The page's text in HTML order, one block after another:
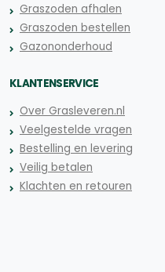
Graszoden afhalen
Graszoden bestellen
Gazononderhoud
KLANTENSERVICE
Over Grasleveren.nl
Veelgestelde vragen
Bestelling en levering
Veilig betalen
Klachten en retouren